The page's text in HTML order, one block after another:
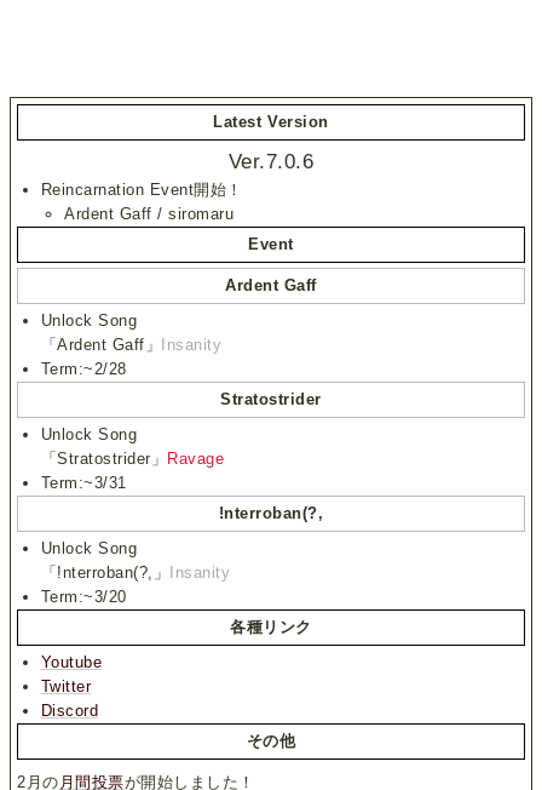
Latest Version
Ver.7.0.6
Reincarnation Event開始！
Ardent Gaff / siromaru
Event
Ardent Gaff
Unlock Song
「Ardent Gaff」 Insanity
Term:~2/28
Stratostrider
Unlock Song
「Stratostrider」 Ravage
Term:~3/31
!nterroban(?,
Unlock Song
「!nterroban(?,」 Insanity
Term:~3/20
各種リンク
Youtube
Twitter
Discord
その他
2月の 月間投票が開始しました！